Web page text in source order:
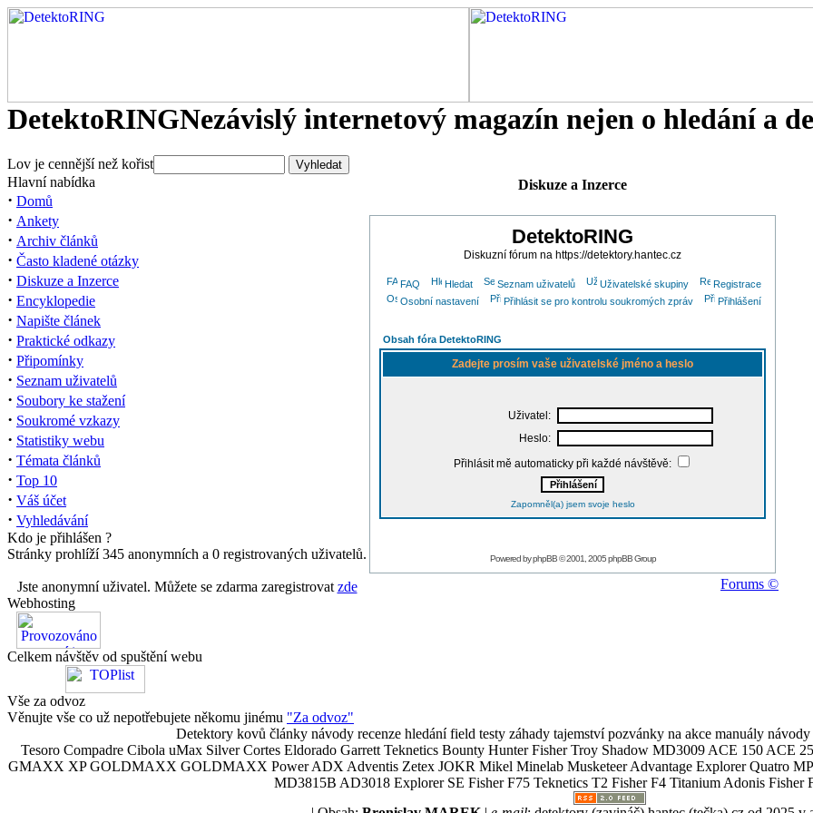
DetektoRINGNezávislý internetový magazín nejen o hledání a
Lov je cennější než kořist
Hlavní nabídka
· Domů
· Ankety
· Archiv článků
· Často kladené otázky
· Diskuze a Inzerce
· Encyklopedie
· Napište článek
· Praktické odkazy
· Připomínky
· Seznam uživatelů
· Soubory ke stažení
· Soukromé vzkazy
· Statistiky webu
· Témata článků
· Top 10
· Váš účet
· Vyhledávání
Kdo je přihlášen ?
Stránky prohlíží 345 anonymních a 0 registrovaných uživatelů.
Jste anonymní uživatel. Můžete se zdarma zaregistrovat zde
Webhosting
Celkem návštěv od spuštění webu
Vše za odvoz
Věnujte vše co už nepotřebujete někomu jinému "Za odvoz"
Diskuze a Inzerce
DetektoRING
Diskuzní fórum na https://detektory.hantec.cz
FAQ Hledat Seznam uživatelů Uživatelské skupiny
Registrace
Osobní nastavení
Přihlásit se pro kontrolu soukromých zpráv Přihlášení
Obsah fóra DetektoRING
Zadejte prosím vaše uživatelské jméno a heslo
Uživatel:
Heslo:
Přihlásit mě automaticky při každé návštěvě:
Zapomněl(a) jsem svoje heslo
Powered byphpBB© 2001, 2005 phpBB Group
Forums ©
Detektory kovů články návody recenze hledání field testy záhady tajemství pozvánky na akce manuály
Tesoro Compadre Cibola uMax Silver Cortes Eldorado Garrett Teknetics Bounty Hunter Fisher Troy Shadow MD3009 ACE 150 ACE
GMAXX XP GOLDMAXX GOLDMAXX Power ADX Adventis Zetex JOKR Mikel Minelab Musketeer Advantage Explorer Quatro
MD3815B AD3018 Explorer SE Fisher F75 Teknetics T2 Fisher F4 Titanium Adonis Fisher